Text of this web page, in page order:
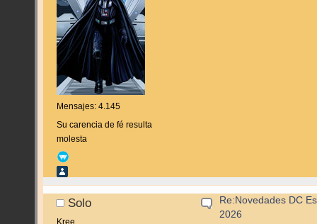
Mensajes: 4.145
Su carencia de fé resulta
molesta
Solo
Kree
Re:Novedades DC
2026